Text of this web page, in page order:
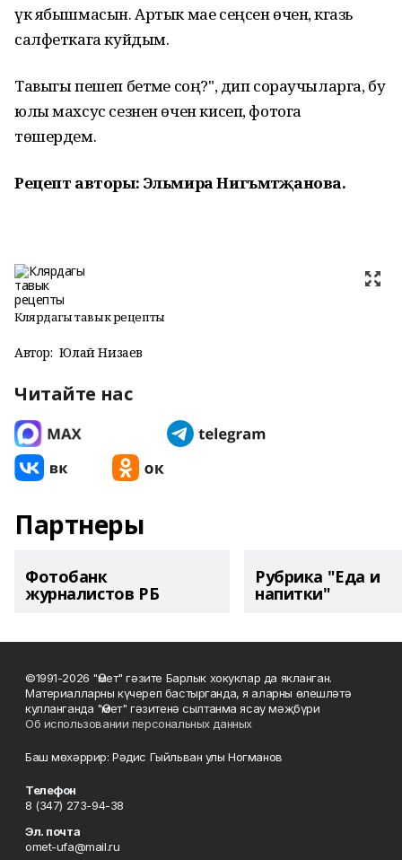
үк ябышмасын. Артык мае сеңсен өчен, кәгазь
салфеткага куйдым.
Тавыгы пешеп бетәме соң?", дип сораучыларга, бу
юлы махсус сезнен өчен кисеп, фотога
төшердем.
Рецепт авторы: Эльмира Нигъмәтҗанова.
Клярдагы тавык рецепты
Автор: Юлай Низаев
Читайте нас
Партнеры
Фотобанк
журналистов РБ
Рубрика "Еда и
напитки"
©1991-2026 "Өмет" гәзите Барлык хокуклар да якланган.
Материалларны күчереп бастырганда, я аларны өлешләтә
кулланганда "Өмет" гәзитенә сылтанма ясау мәҗбүри
Об использовании персональных данных
Баш мөхәррир: Рәдис Гыйльван улы Ногманов
Телефон
8 (347) 273-94-38
Эл. почта
omet-ufa@mail.ru